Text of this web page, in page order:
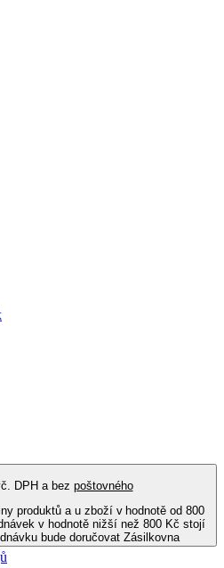
DPH a bez poštovného
produktů a u zboží v hodnotě od 800
v hodnotě nižší než 800 Kč stojí
bude doručovat Zásilkovna